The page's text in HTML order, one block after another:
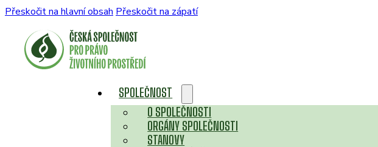
Přeskočit na hlavní obsah Přeskočit na zápatí
SPOLEČNOST
O SPOLEČNOSTI
ORGÁNY SPOLEČNOSTI
STANOVY